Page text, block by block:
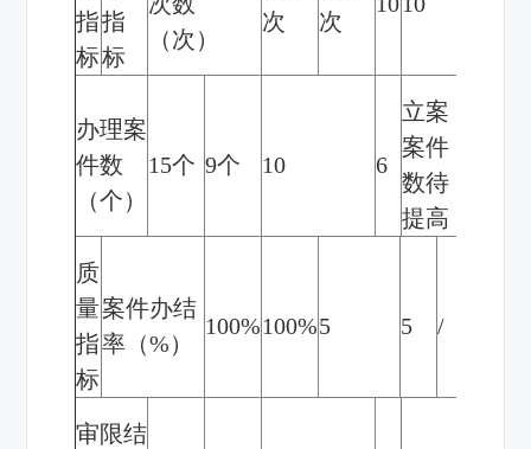
指
标
指
标
（次）
次
次
办理案
件数
（个）
15个 9个 10 6
立案
案件
数待
提高
质
量
指
标
案件办结
率（%）
100%100%5 5 /
审限结